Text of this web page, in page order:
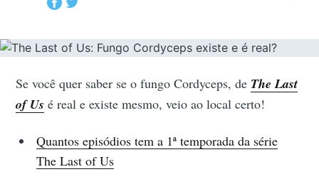
Se você quer saber se o fungo Cordyceps, de The Last
of Us é real e existe mesmo, veio ao local certo!
Quantos episódios tem a 1ª temporada da série
The Last of Us